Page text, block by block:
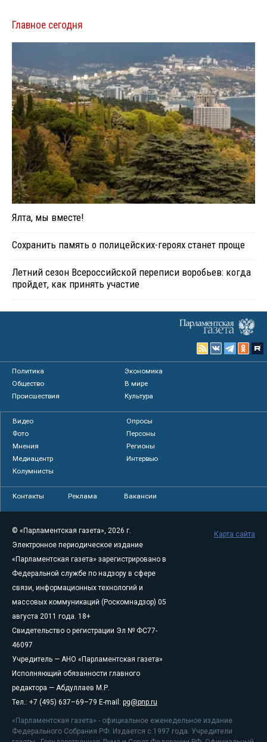
Главное сегодня
Ялта, мы вместе!
Сохранить память о полицейских-героях станет проще
Летний сезон Всероссийской переписи воробьев: когда
пройдет, как принять участие
Политика
Экономика
Общество
В мире
Происшествия
Культура
Видео
Опросы
Фото
Персоны
Мнения
Регионы
Медиацентр
Интервью
Колумнисты
Контакты Реклама Вакансии
© «Парламентская газета», 2026 г.
Электронное периодическое издание
«Парламентская газета» зарегистрировано в
Федеральной службе по надзору в сфере
связи, информационных технологий и
массовых коммуникаций (Роскомнадзор) 05
августа 2011 года. 18+
Свидетельство о регистрации Эл № ФС77-
46097
Учредитель — АНО «Парламентская газета»
Исполняющий обязанности главного
редактора — Абдуллаев М.Р.
Тел.: +7 (495) 637–69–79 E-mail: pg@pnp.ru
«Парламентская газета» - официальное еженедельное издание
Федерального Собрания РФ. Издается с 1997 года. Учредители
Карта сайта